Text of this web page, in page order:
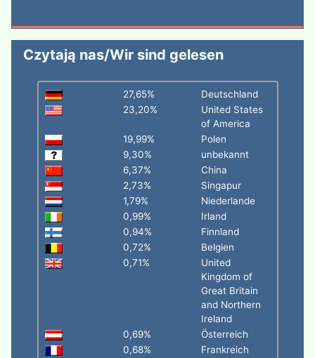
Czytają nas/Wir sind gelesen
27,65%
Deutschland
23,20%
United States
of America
19,99%
Polen
9,30%
unbekannt
6,37%
China
2,73%
Singapur
1,79%
Niederlande
0,99%
Irland
0,94%
Finnland
0,72%
Belgien
0,71%
United
Kingdom of
Great Britain
and Northern
Ireland
0,69%
Österreich
0,68%
Frankreich